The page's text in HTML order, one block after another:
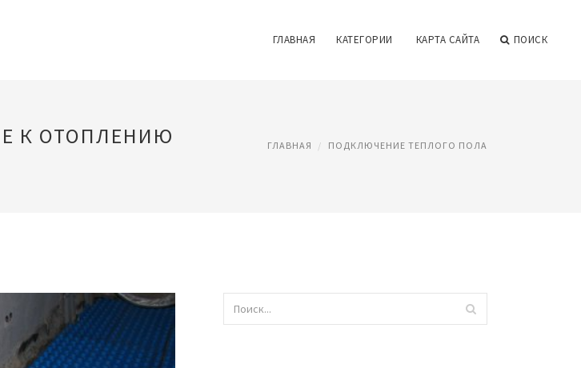
ГЛАВНАЯ КАТЕГОРИИ КАРТА САЙТА ПОИСК
К ОТОПЛЕНИЮ ГЛАВНАЯ ПОДКЛЮЧЕНИЕ ТЕПЛОГО ПОЛА